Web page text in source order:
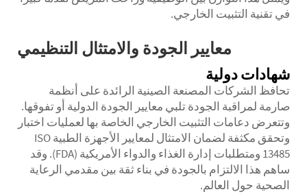
في تقنية التثبيت الخارجي.
معايير الجودة والامتثال التنظيمي
شهادات دولية
تحافظ الشركات المصنعة الصينية الرائدة على أنظمة
صارمة لمراقبة الجودة تلبي معايير الجودة الدولية أو تفوقها.
وتتعرض دعامات التثبيت الخارجي الخاصة بها لعمليات اختبار
وتحقق مكثفة لضمان الامتثال لمعايير الأجهزة الطبية ISO
13485 ومتطلبات إدارة الغذاء والدواء الأمريكية (FDA). وقد
ساهم هذا الالتزام بالجودة في بناء ثقة بين مقدمي الرعاية
الصحية حول العالم.